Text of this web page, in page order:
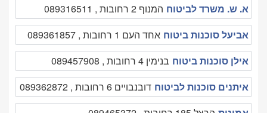
א. ש. משרד לביטוח המנוף 2 רחובות , 089316511
אביעל סוכנות ביטוח אחד העם 1 רחובות , 089361857
אילן סוכנות ביטוח בנימין 4 רחובות , 089457908
איתנים סוכנות לביטוח דובנבויים 6 רחובות , 089362872